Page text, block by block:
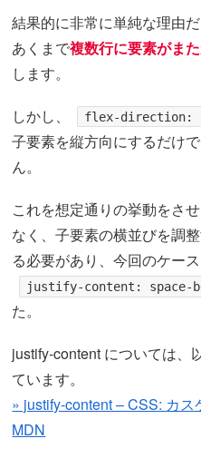
結果的に非常に単純な理由
あくまで複数行に要素がま
します。
しかし、 flex-direction:
子要素を縦方向にするだけ
ん。
これを想定通りの挙動をさ
なく、子要素の横並びを調
る必要があり、今回のケー
justify-content: space-
た。
justify-content については、
ています。
» justify-content – CSS: カ
MDN